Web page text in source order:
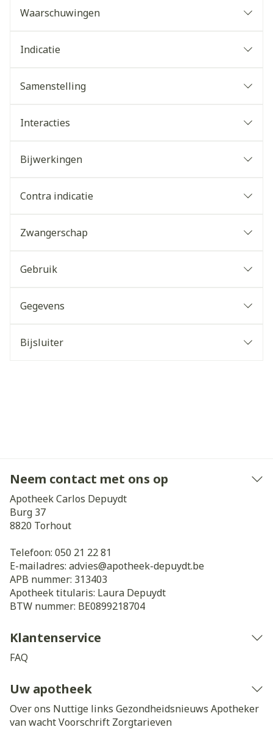
Waarschuwingen
Indicatie
Samenstelling
Interacties
Bijwerkingen
Contra indicatie
Zwangerschap
Gebruik
Gegevens
Bijsluiter
Neem contact met ons op
Apotheek Carlos Depuydt
Burg 37
8820 Torhout
Telefoon: 050 21 22 81
E-mailadres: advies@apotheek-depuydt.be
APB nummer: 313403
Apotheek titularis: Laura Depuydt
BTW nummer: BE0899218704
Klantenservice
FAQ
Uw apotheek
Over ons Nuttige links Gezondheidsnieuws Apotheker
van wachtVoorschrift Zorgtarieven